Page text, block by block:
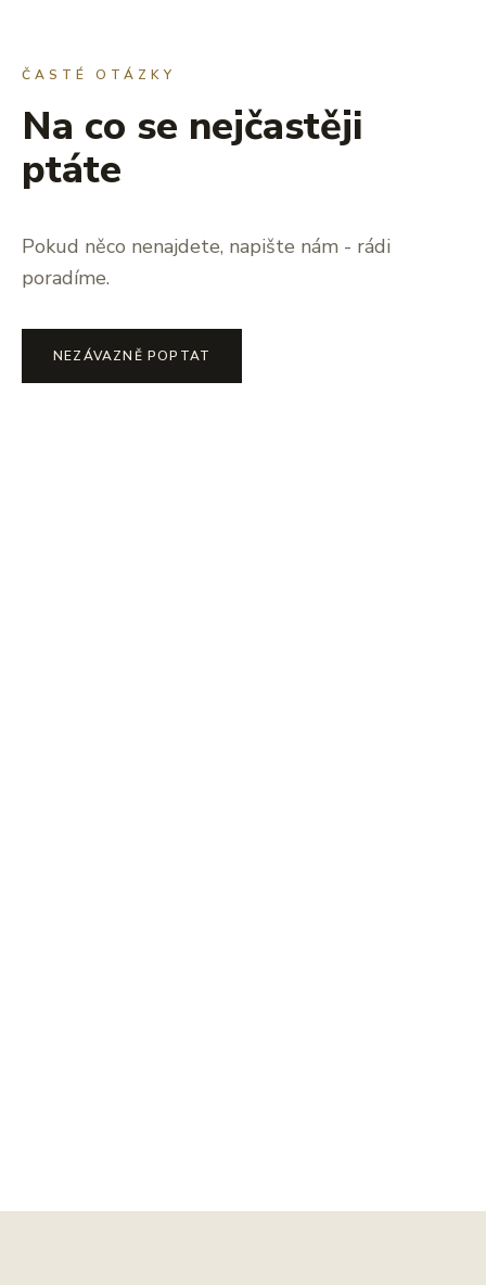
ČASTÉ OTÁZKY
Na co se nejčastěji
ptáte
Pokud něco nenajdete, napište nám - rádi
poradíme.
NEZÁVAZNĚ POPTAT